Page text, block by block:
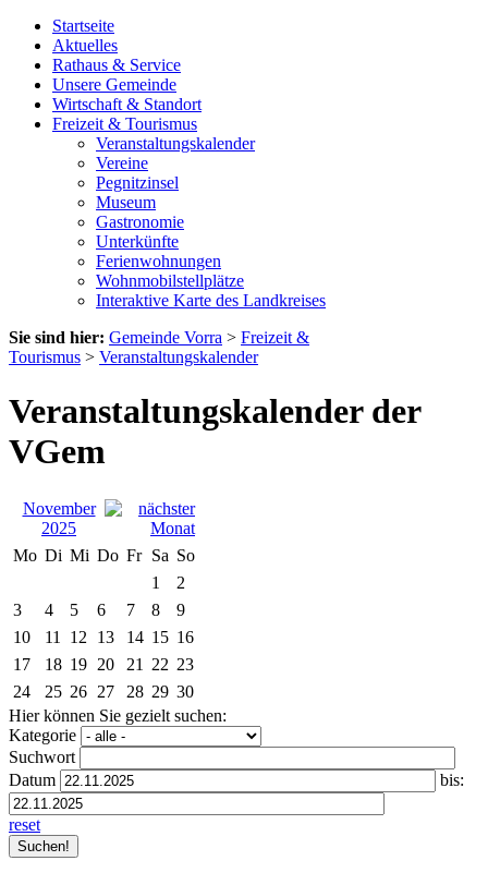
Startseite
Aktuelles
Rathaus & Service
Unsere Gemeinde
Wirtschaft & Standort
Freizeit & Tourismus
Veranstaltungskalender
Vereine
Pegnitzinsel
Museum
Gastronomie
Unterkünfte
Ferienwohnungen
Wohnmobilstellplätze
Interaktive Karte des Landkreises
Sie sind hier: Gemeinde Vorra > Freizeit &
Tourismus > Veranstaltungskalender
Veranstaltungskalender der
VGem
November
2025
Mo Di Mi Do Fr Sa So
1
2
3
4 5 6 7 8
9
10
11 12 13 14 15 16
17
18 19 20 21 22 23
24
25 26 27 28 29 30
Hier können Sie gezielt suchen:
Kategorie
Suchwort
Datum
bis:
reset